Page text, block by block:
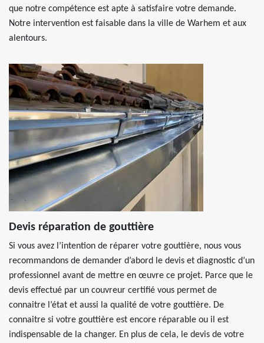
que notre compétence est apte à satisfaire votre demande.
Notre intervention est faisable dans la ville de Warhem et aux
alentours.
Devis réparation de gouttière
Si vous avez l’intention de réparer votre gouttière, nous vous
recommandons de demander d’abord le devis et diagnostic d’un
professionnel avant de mettre en œuvre ce projet. Parce que le
devis effectué par un couvreur certifié vous permet de
connaitre l’état et aussi la qualité de votre gouttière. De
connaitre si votre gouttière est encore réparable ou il est
indispensable de la changer. En plus de cela, le devis de votre